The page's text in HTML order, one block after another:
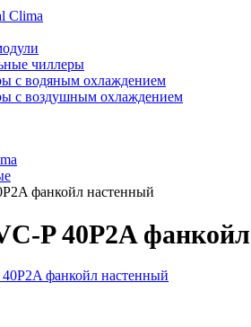
Clima
чиллеры
с водяным охлаждением
с воздушным охлаждением
фанкойл настенный
P 40P2A